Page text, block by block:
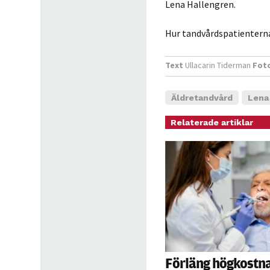
Lena Hallengren.
Hur
Text Ullacarin Tiderman
Äldretandvård
Relaterade artiklar
Förläng